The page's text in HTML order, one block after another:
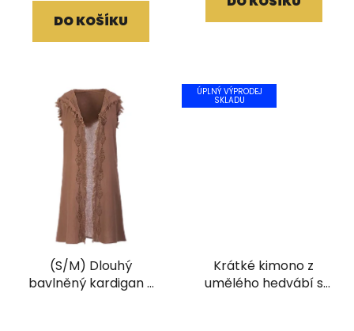
DO KOŠÍKU
(S/M) Dlouhý
bavlněný kardigan s
ÚPLNÝ VÝPRODEJ
SKLADU
Krátké kimono z
umělého hedvábí s